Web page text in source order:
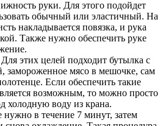
руки. Для этого подойдет
обычный или эластичный. На
накладывается повязка, и рука
Также нужно обеспечить руке
этих целей подходит бутылка с
замороженное мясо в мешочке, сам
Если обеспечить такие
возможным, то можно просто
холодную воду из крана.
нужно в течение 7 минут, затем